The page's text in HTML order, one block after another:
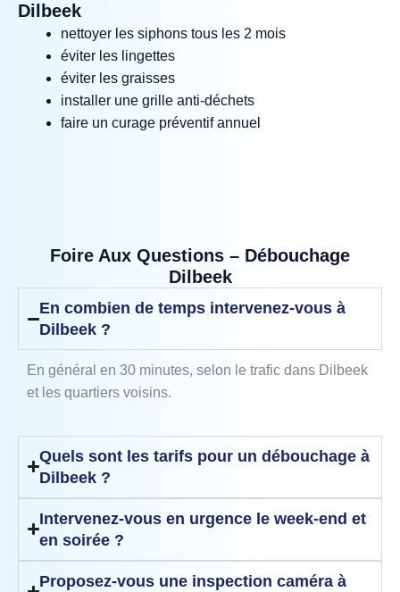
Dilbeek
nettoyer les siphons tous les 2 mois
éviter les lingettes
éviter les graisses
installer une grille anti‑déchets
faire un curage préventif annuel
Foire Aux Questions – Débouchage
Dilbeek
En combien de temps intervenez-vous à
Dilbeek ?
En général en 30 minutes, selon le trafic dans Dilbeek
et les quartiers voisins.
Quels sont les tarifs pour un débouchage à
Dilbeek ?
Intervenez-vous en urgence le week-end et
en soirée ?
Proposez-vous une inspection caméra à